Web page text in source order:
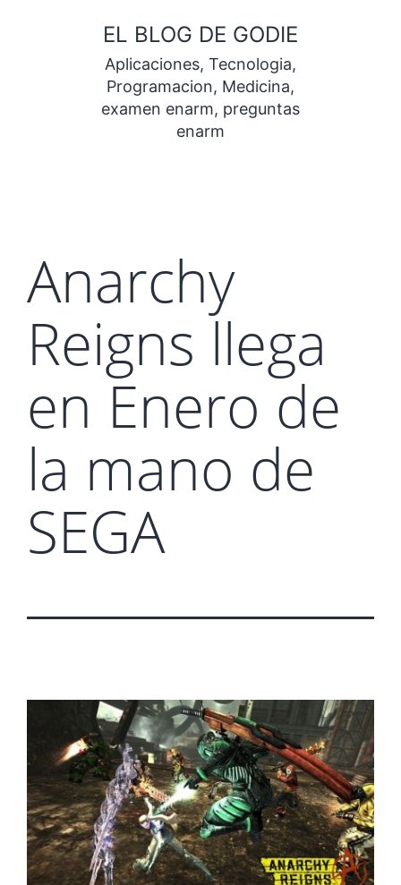
contenido
EL BLOG DE GODIE
Aplicaciones, Tecnologia,
Programacion, Medicina,
examen enarm, preguntas
enarm
Anarchy
Reigns llega
en Enero de
la mano de
SEGA